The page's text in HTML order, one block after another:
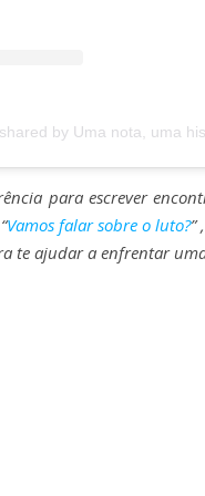
by Uma nota, uma
para escrever
Vamos falar sobre o luto?”
te ajudar a enfrentar